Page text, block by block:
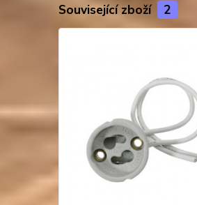
Související zboží 2